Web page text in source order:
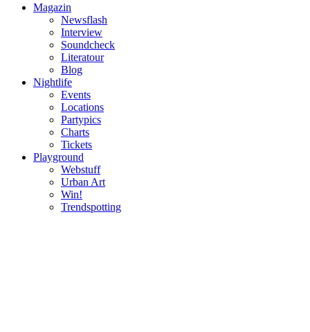
Magazin
Newsflash
Interview
Soundcheck
Literatour
Blog
Nightlife
Events
Locations
Partypics
Charts
Tickets
Playground
Webstuff
Urban Art
Win!
Trendspotting